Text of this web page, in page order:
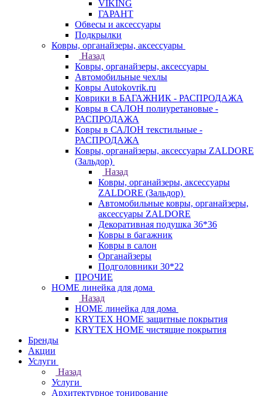
VIKING
ГАРАНТ
Обвесы и аксессуары
Подкрылки
Ковры, органайзеры, аксессуары
Назад
Ковры, органайзеры, аксессуары
Автомобильные чехлы
Ковры Autokovrik.ru
Коврики в БАГАЖНИК - РАСПРОДАЖА
Ковры в САЛОН полиуретановые -
РАСПРОДАЖА
Ковры в САЛОН текстильные -
РАСПРОДАЖА
Ковры, органайзеры, аксессуары ZALDORE
(Зальдор)
Назад
Ковры, органайзеры, аксессуары
ZALDORE (Зальдор)
Автомобильные ковры, органайзеры,
аксессуары ZALDORE
Декоративная подушка 36*36
Ковры в багажник
Ковры в салон
Органайзеры
Подголовники 30*22
ПРОЧИЕ
HOME линейка для дома
Назад
HOME линейка для дома
KRYTEX HOME защитные покрытия
KRYTEX HOME чистящие покрытия
Бренды
Акции
Услуги
Назад
Услуги
Архитектурное тонирование